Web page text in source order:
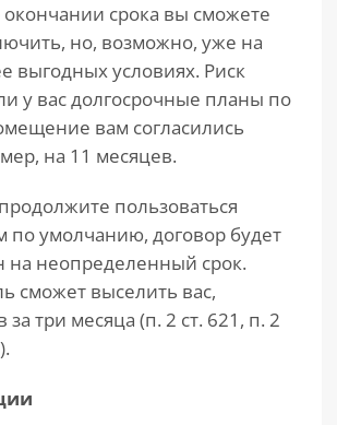
окончании срока вы сможете
но, возможно, уже на
выгодных условиях. Риск
у вас долгосрочные планы по
вам согласились
на 11 месяцев.
пользоваться
умолчанию, договор будет
на неопределенный срок.
сможет выселить вас,
три месяца (п. 2 ст. 621, п. 2